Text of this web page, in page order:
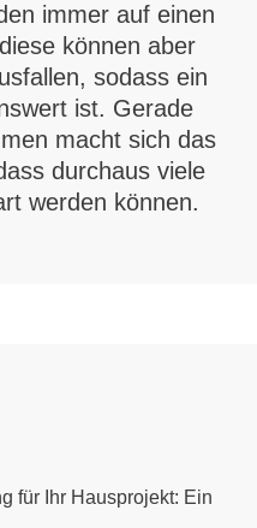
immer auf einen
können aber
sodass ein
ist. Gerade
macht sich das
durchaus viele
werden können.
für Ihr Hausprojekt: Ein